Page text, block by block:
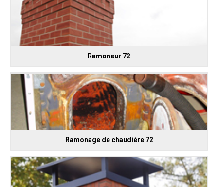
Ramoneur 72
Ramonage de chaudière 72